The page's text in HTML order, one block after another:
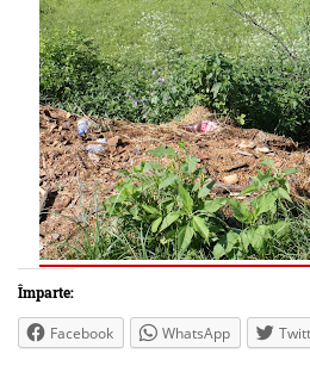
Împarte:
Facebook WhatsApp